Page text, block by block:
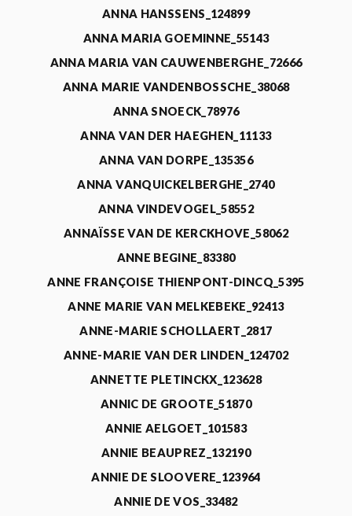
ANNA HANSSENS_124899
ANNA MARIA GOEMINNE_55143
ANNA MARIA VAN CAUWENBERGHE_72666
ANNA MARIE VANDENBOSSCHE_38068
ANNA SNOECK_78976
ANNA VAN DER HAEGHEN_11133
ANNA VAN DORPE_135356
ANNA VANQUICKELBERGHE_2740
ANNA VINDEVOGEL_58552
ANNAÏSSE VAN DE KERCKHOVE_58062
ANNE BEGINE_83380
ANNE FRANÇOISE THIENPONT-DINCQ_5395
ANNE MARIE VAN MELKEBEKE_92413
ANNE-MARIE SCHOLLAERT_2817
ANNE-MARIE VAN DER LINDEN_124702
ANNETTE PLETINCKX_123628
ANNIC DE GROOTE_51870
ANNIE AELGOET_101583
ANNIE BEAUPREZ_132190
ANNIE DE SLOOVERE_123964
ANNIE DE VOS_33482